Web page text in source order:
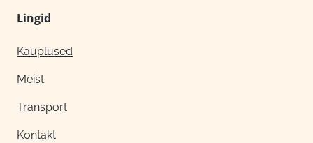
Lingid
Kauplused
Meist
Transport
Kontakt